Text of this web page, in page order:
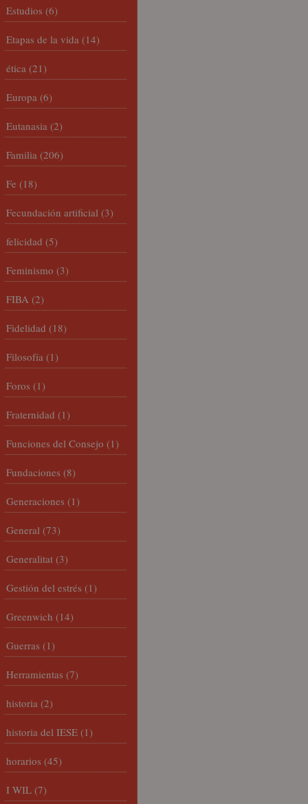
Estudios (6)
Etapas de la vida (14)
ética (21)
Europa (6)
Eutanasia (2)
Familia (206)
Fe (18)
Fecundación artificial (3)
felicidad (5)
Feminismo (3)
FIBA (2)
Fidelidad (18)
Filosofía (1)
Foros (1)
Fraternidad (1)
Funciones del Consejo (1)
Fundaciones (8)
Generaciones (1)
General (73)
Generalitat (3)
Gestión del estrés (1)
Greenwich (14)
Guerras (1)
Herramientas (7)
historia (2)
historia del IESE (1)
horarios (45)
I WIL (7)